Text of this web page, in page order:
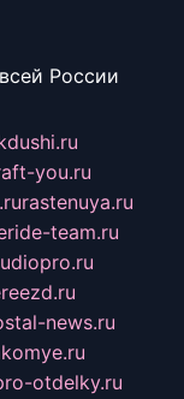
России
you.ru
rastenuya.ru
team.ru
news.ru
otdelky.ru